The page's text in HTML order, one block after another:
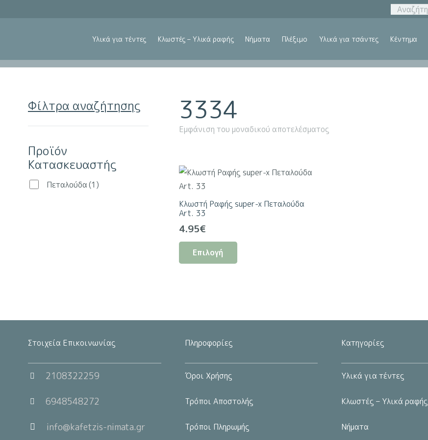
Υλικά για τέντες Κλωστές – Υλικά ραφής Νήματα Πλέξιμο Υλικά για τσάντες Κέντημα
3334
Εμφάνιση του μοναδικού αποτελέσματος
Κλωστή Ραφής super-x Πεταλούδα
Art. 33
4.95€
Επιλογή
να
σελίδα
προϊόντος
Φίλτρα αναζήτησης
Προϊόν
Κατασκευαστής
Πεταλούδα(1)
Στοιχεία Επικοινωνίας
2108322259
6948548272
info@kafetzis-nimata.gr
Πληροφορίες
Όροι Χρήσης
Τρόποι Αποστολής
Τρόποι Πληρωμής
Κατηγορίες
Υλικά για τέντες
Κλωστές – Υλικά ραφής
Νήματα